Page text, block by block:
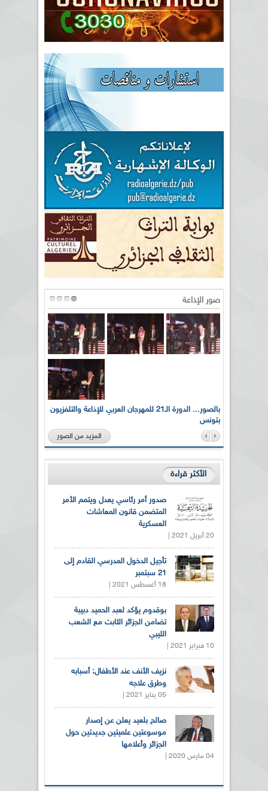
صور الإذاعة
بالصور... الدورة الـ21 للمهرجان العربي للإذاعة والتلفزيون
بتونس
المزيد من الصور
الأكثر قراءة
صدور أمر رئاسي يعدل ويتمم الأمر
المتضمن قانون المعاشات
العسكرية
20 أبريل 2021 |
تأجيل الدخول المدرسي القادم إلى
21 سبتمبر
18 أغسطس 2021 |
بوقدوم يؤكد لعبد الحميد دبيبة
تضامن الجزائر الثابت مع الشعب
الليبي
10 فبراير 2021 |
نزيف الأنف عند الأطفال: أسبابه
وطرق علاجه
05 يناير 2021 |
صالح بلعيد يعلن عن إصدار
موسوعتين علميتين جديدتين حول
الجزائر وأعلامها
04 مارس 2020 |